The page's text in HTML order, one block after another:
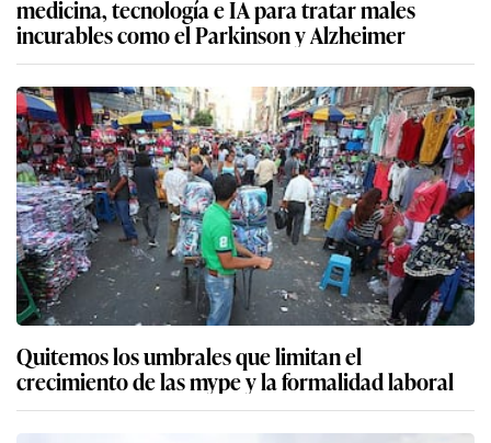
medicina, tecnología e IA para tratar males
incurables como el Parkinson y Alzheimer
Quitemos los umbrales que limitan el
crecimiento de las mype y la formalidad laboral